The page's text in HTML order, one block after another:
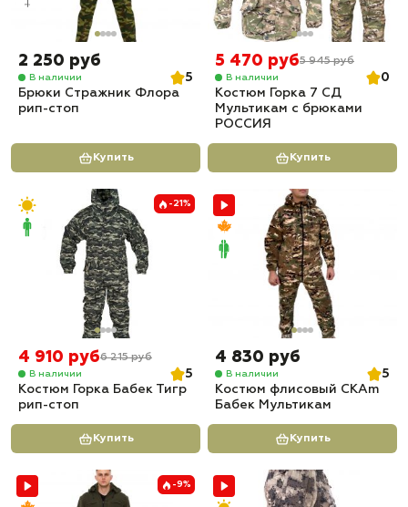
2 250 руб
В наличии
5
Брюки Стражник Флора
рип-стоп
Купить
5 470 руб5 945 руб
В наличии
0
Костюм Горка 7 СД
Мультикам с брюками
РОССИЯ
Купить
-21%
4 910 руб6 215 руб
В наличии
5
Костюм Горка Бабек Тигр
рип-стоп
Купить
4 830 руб
В наличии
5
Костюм флисовый СКАm
Бабек Мультикам
Купить
-9%